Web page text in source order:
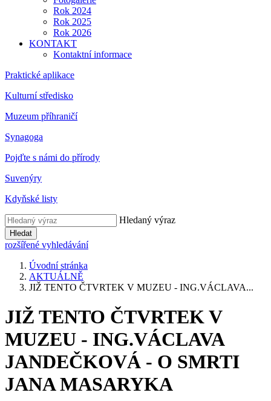
Rok 2024
Rok 2025
Rok 2026
KONTAKT
Kontaktní informace
Praktické aplikace
Kulturní středisko
Muzeum příhraničí
Synagoga
Pojďte s námi do přírody
Suvenýry
Kdyňské listy
Hledaný výraz
Hledat
rozšířené vyhledávání
Úvodní stránka
AKTUÁLNĚ
JIŽ TENTO ČTVRTEK V MUZEU - ING.VÁCLAVA...
JIŽ TENTO ČTVRTEK V
MUZEU - ING.VÁCLAVA
JANDEČKOVÁ - O SMRTI
JANA MASARYKA